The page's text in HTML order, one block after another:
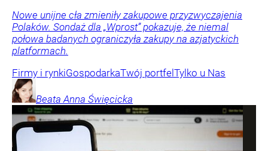
Nowe unijne cła zmieniły zakupowe przyzwyczajenia
Polaków. Sondaż dla „Wprost” pokazuje, że niemal
połowa badanych ograniczyła zakupy na azjatyckich
platformach.
Firmy i rynkiGospodarkaTwój portfel Tylko u Nas
Beata Anna Święcicka